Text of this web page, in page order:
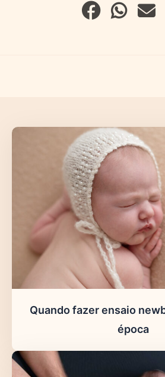
Quando fazer ensaio
época